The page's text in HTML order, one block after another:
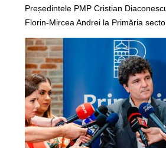
Președintele PMP Cristian
Florin-Mircea Andrei la Primăria